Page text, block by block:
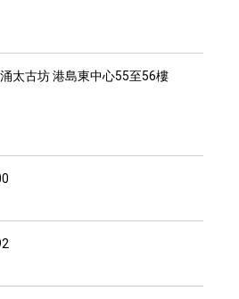
太古坊 港島東中心55至56樓